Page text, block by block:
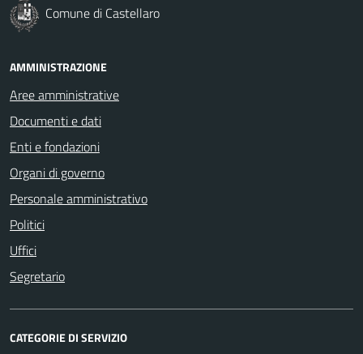
Comune di Castellaro
AMMINISTRAZIONE
Aree amministrative
Documenti e dati
Enti e fondazioni
Organi di governo
Personale amministrativo
Politici
Uffici
Segretario
CATEGORIE DI SERVIZIO